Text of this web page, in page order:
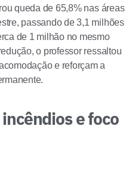
queda de 65,8% nas áreas
passando de 3,1 milhões
de 1 milhão no mesmo
o professor ressaltou
e reforçam a
e foco